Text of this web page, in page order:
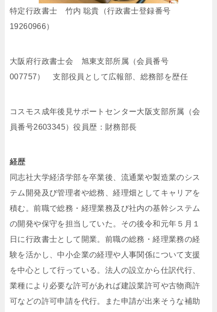
特定行政書士 竹内 聡貴（行政書士登録番号
19260966）
大阪府行政書士会 旭東支部所属（会員番号
007757） 支部役員として広報部、総務部を歴任
コスモス成年後見サポートセンター大阪支部所属（会
員番号2603345）役員歴：財務部長
経歴
同志社大学経済学部を卒業後、流通業や製造業のシス
テム開発及び管理者や総務、経理畑としてキャリアを
積む。前職で総務・経理業務及び社内の基幹システム
の開発や保守を担当していた。その後令和元年５月１
日に行政書士として開業。前職の総務・経理業務の経
験を活かし、中小企業の経理や人事関係について支援
を中心として行っている。法人の設立から仕訳代行、
業種により必要な許可があれば建設業許可や古物商許
可などの許可申請を代行。また申請が出来そうな補助